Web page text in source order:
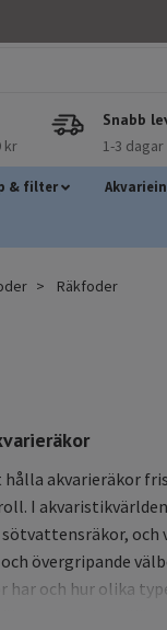
kr
Snabb
1-3
& filter
Räkfoder
akvarieräkor
I
övergripande
har och hur olika
trivs i sin miljö.